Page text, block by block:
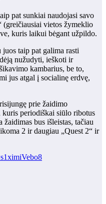
pat sunkiai naudojasi savo
(greičiausiai vietos žymeklio
kuris laikui bėgant užpildo.
taip pat galima rasti
nužudyti, ieškoti ir
kambarius, be to,
jus atgal į socialinę erdvę,
prie žaidimo
kuris periodiškai siūlo ribotus
bus išleistas, tačiau
2 ir daugiau „Quest 2“ ir